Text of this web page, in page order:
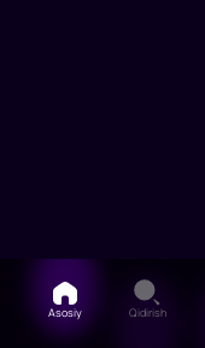
Asosiy Qidirish